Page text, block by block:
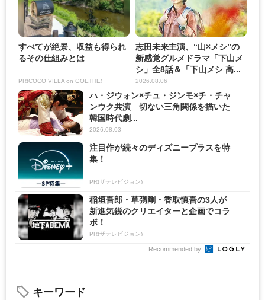
すべてが絶景、収益も得られ
るその仕組みとは
PR(COCO VILLA on GOETHE)
志田未来主演、“山×メシ”の
新感覚グルメドラマ「下山メ
シ」全8話＆「下山メシ 高...
2026.08.06
ハ・ジウォン×チュ・ジンモ×チ・チャ
ンウク共演 切ない三角関係を描いた
韓国時代劇...
2026.08.03
注目作が続々のディズニープラスを特
集！
PR(ザテレビジョン)
稲垣吾郎・草彅剛・香取慎吾の3人が
新進気鋭のクリエイターと企画でコラ
ボ！
PR(ザテレビジョン)
Recommended by
キーワード